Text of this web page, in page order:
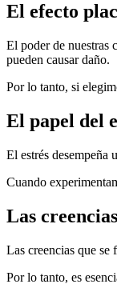
El efecto
El poder de nuestras
pueden causar daño.
Por lo tanto, si
El papel del
El estrés desempeña
Cuando
Las
Las creencias que se
Por lo tanto, es